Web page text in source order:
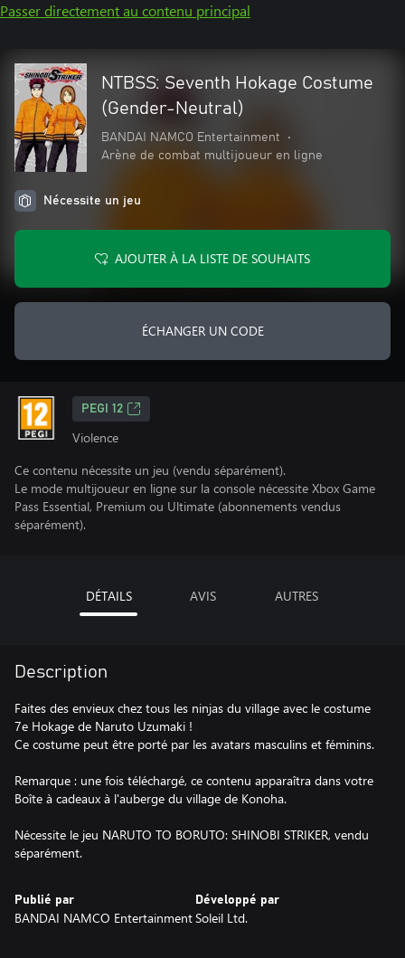
Passer directement au contenu principal
NTBSS: Seventh Hokage Costume
(Gender-Neutral)
BANDAI NAMCO Entertainment
•
Arène de combat multijoueur en ligne
Nécessite un jeu
AJOUTER À LA LISTE DE SOUHAITS
ÉCHANGER UN CODE
PEGI 12
Violence
Ce contenu nécessite un jeu (vendu séparément).
Le mode multijoueur en ligne sur la console nécessite Xbox Game
Pass Essential, Premium ou Ultimate (abonnements vendus
séparément).
DÉTAILS AVIS AUTRES
Description
Faites des envieux chez tous les ninjas du village avec le costume
7e Hokage de Naruto Uzumaki !
Ce costume peut être porté par les avatars masculins et féminins.
Remarque : une fois téléchargé, ce contenu apparaîtra dans votre
Boîte à cadeaux à l'auberge du village de Konoha.
Nécessite le jeu NARUTO TO BORUTO: SHINOBI STRIKER, vendu
séparément.
Publié par
BANDAI NAMCO Entertainment
Développé par
Soleil Ltd.